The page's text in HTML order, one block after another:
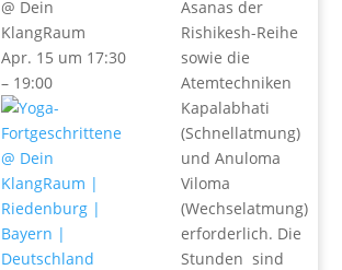
@ Dein
KlangRaum
Apr. 15 um 17:30
– 19:00
Asanas der
Rishikesh-Reihe
sowie die
Atemtechniken
Kapalabhati
(Schnellatmung)
und Anuloma
Viloma
(Wechselatmung)
erforderlich. Die
Stunden sind